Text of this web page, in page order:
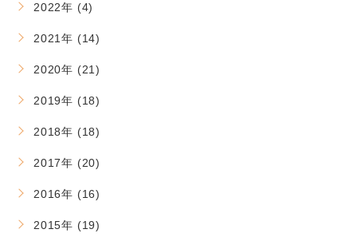
2022年 (4)
2021年 (14)
2020年 (21)
2019年 (18)
2018年 (18)
2017年 (20)
2016年 (16)
2015年 (19)